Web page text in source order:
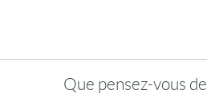
Que pensez-vous